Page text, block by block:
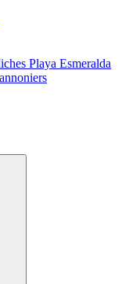
Playa Esmeralda